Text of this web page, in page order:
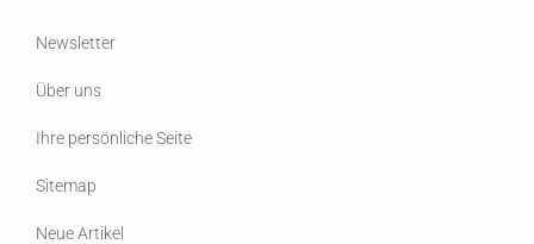
Newsletter
Über uns
Ihre persönliche Seite
Sitemap
Neue Artikel